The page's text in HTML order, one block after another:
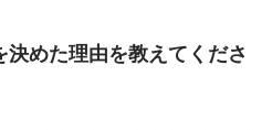
決めた理由を教えてくださ